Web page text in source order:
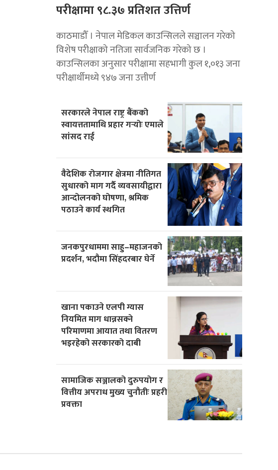
परीक्षामा ९८.३७ प्रतिशत उत्तिर्ण
काठमाडौँ । नेपाल मेडिकल काउन्सिलले सञ्चालन गरेको
विशेष परीक्षाको नतिजा सार्वजनिक गरेको छ ।
काउन्सिलका अनुसार परीक्षामा सहभागी कुल १,०१३ जना
परीक्षार्थीमध्ये ९४७ जना उत्तीर्ण
सरकारले नेपाल राष्ट्र बैंकको
स्वायत्ततामाथि प्रहार गर्‍योः एमाले
सांसद राई
वैदेशिक रोजगार क्षेत्रमा नीतिगत
सुधारको माग गर्दै व्यवसायीद्वारा
आन्दोलनको घोषणा, श्रमिक
पठाउने कार्य स्थगित
जनकपुरधाममा साहु–महाजनको
प्रदर्शन, भदौमा सिंहदरबार घेर्ने
खाना पकाउने एलपी ग्यास
नियमित माग धान्नसक्ने
परिमाणमा आयात तथा वितरण
भइरहेको सरकारको दाबी
सामाजिक सञ्जालको दुरुपयोग र
वित्तीय अपराध मुख्य चुनौतीः प्रहरी
प्रवक्ता